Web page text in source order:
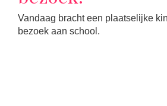
Vandaag bracht een plaatselijke
bezoek aan school.